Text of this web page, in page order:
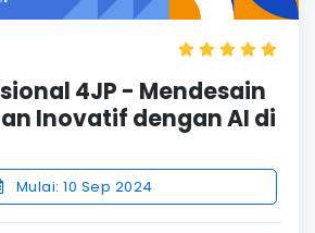
4JP - Mendesain
Inovatif dengan AI di
Mulai: 10 Sep 2024